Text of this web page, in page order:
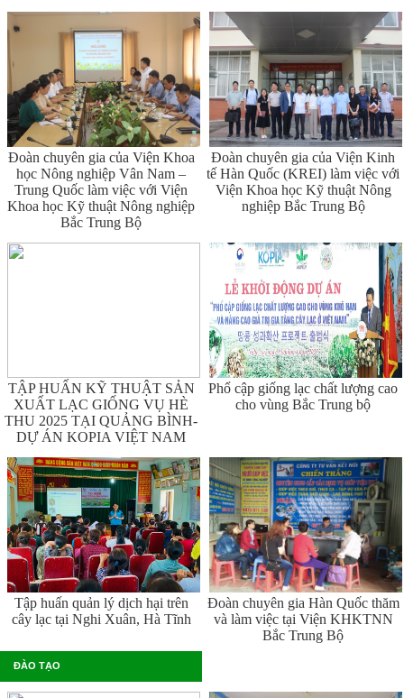
Đoàn chuyên gia của Viện Khoa
học Nông nghiệp Vân Nam –
Trung Quốc làm việc với Viện
Khoa học Kỹ thuật Nông nghiệp
Bắc Trung Bộ
Đoàn chuyên gia của Viện Kinh
tế Hàn Quốc (KREI) làm việc với
Viện Khoa học Kỹ thuật Nông
nghiệp Bắc Trung Bộ
TẬP HUẤN KỸ THUẬT SẢN
XUẤT LẠC GIỐNG VỤ HÈ
THU 2025 TẠI QUẢNG BÌNH-
DỰ ÁN KOPIA VIỆT NAM
Phổ cập giống lạc chất lượng cao
cho vùng Bắc Trung bộ
Tập huấn quản lý dịch hại trên
cây lạc tại Nghi Xuân, Hà Tĩnh
Đoàn chuyên gia Hàn Quốc thăm
và làm việc tại Viện KHKTNN
Bắc Trung Bộ
ĐÀO TẠO